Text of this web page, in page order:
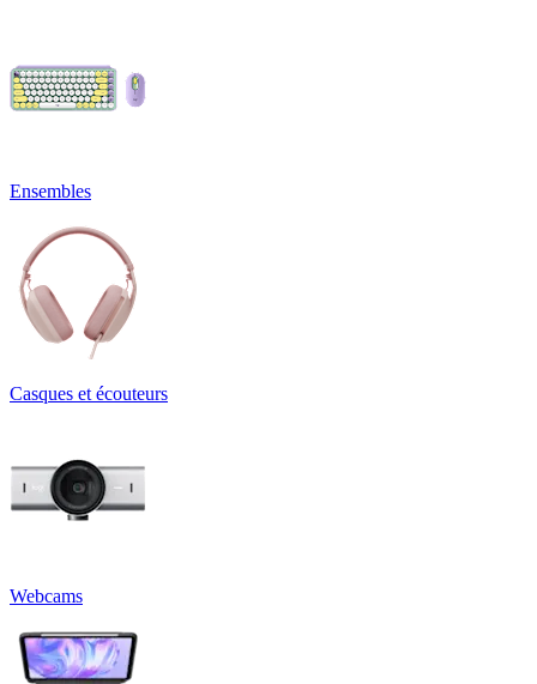
Ensembles
Casques et écouteurs
Webcams